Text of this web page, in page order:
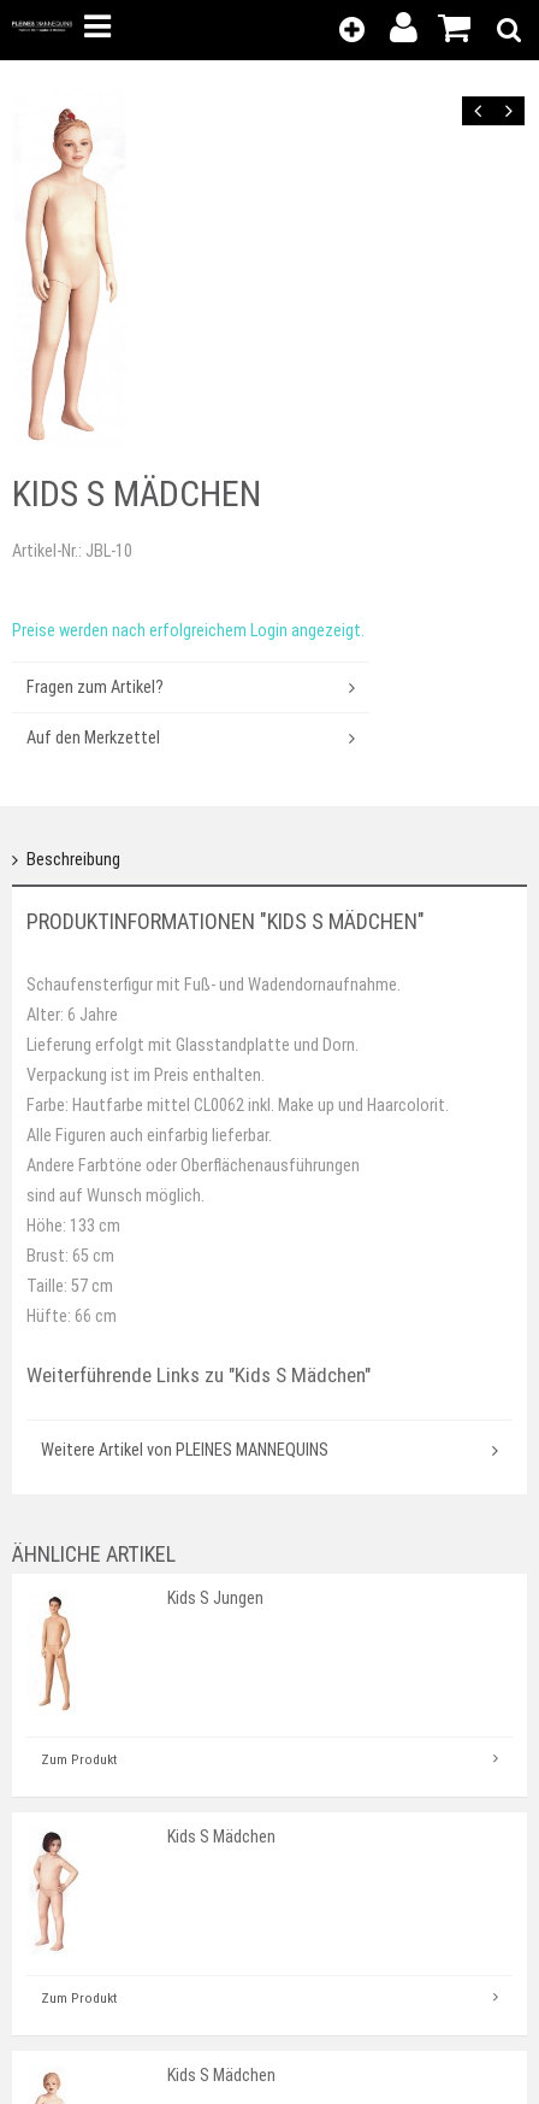
Kunden-
Login
anzeigen
ZurückVor
KIDS S MÄDCHEN
Artikel-Nr.: JBL-10
Preise werden nach erfolgreichem Login angezeigt.
Fragen zum Artikel?
Auf den Merkzettel
Beschreibung
PRODUKTINFORMATIONEN "KIDS S MÄDCHEN"
Schaufensterfigur mit Fuß- und Wadendornaufnahme.
Alter: 6 Jahre
Lieferung erfolgt mit Glasstandplatte und Dorn.
Verpackung ist im Preis enthalten.
Farbe: Hautfarbe mittel CL0062 inkl. Make up und Haarcolorit.
Alle Figuren auch einfarbig lieferbar.
Andere Farbtöne oder Oberflächenausführungen
sind auf Wunsch möglich.
Höhe: 133 cm
Brust: 65 cm
Taille: 57 cm
Hüfte: 66 cm
Weiterführende Links zu "Kids S Mädchen"
Weitere Artikel von PLEINES MANNEQUINS
ÄHNLICHE ARTIKEL
Kids S Jungen
Zum Produkt
Kids S Mädchen
Zum Produkt
Kids S Mädchen